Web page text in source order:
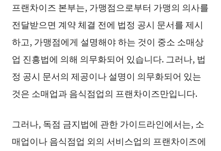
프랜차이즈 본부는, 가맹점으로부터 가맹의 의사를
전달받으면 계약 체결 전에 법정 공시 문서를 제시
하고, 가맹점에게 설명해야 하는 것이 중소 소매상
업 진흥법에 의해 의무화되어 있습니다. 그러나, 법
정 공시 문서의 제공이나 설명이 의무화되어 있는
것은 소매업과 음식점업의 프랜차이즈만입니다.
그러나, 독점 금지법에 관한 가이드라인에서는, 소
매업이나 음식점업 외의 서비스업의 프랜차이즈에